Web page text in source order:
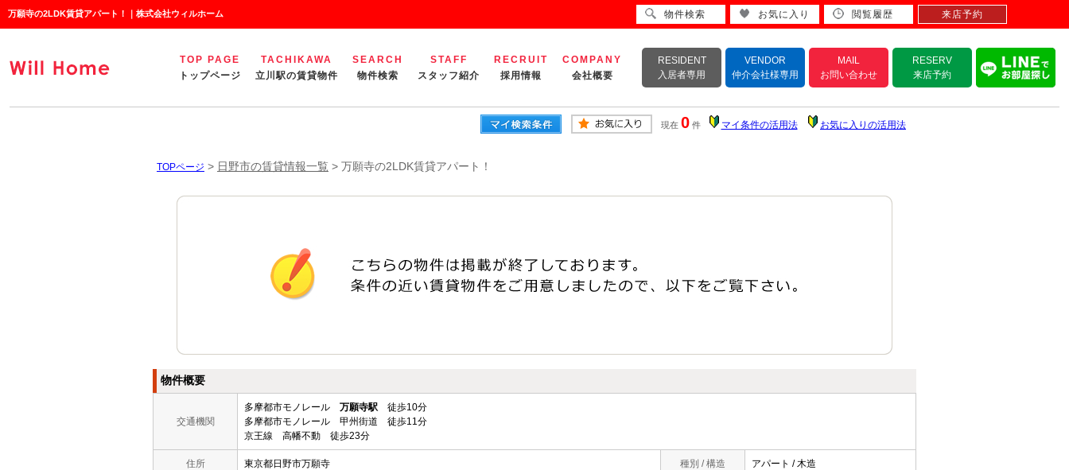
万願寺の2LDK賃貸アパート！｜株式会社ウィルホーム
TOP PAGE
トップページ
TACHIKAWA
立川駅の賃貸物件
SEARCH
物件検索
STAFF
スタッフ紹介
RECRUIT
採用情報
COMPANY
会社概要
RESIDENT
入居者専用
VENDOR
仲介会社様専用
MAIL
お問い合わせ
RESERV
来店予約
現在 0 件 マイ条件の活用法 お気に入りの活用法
TOPページ > 日野市の賃貸情報一覧 > 万願寺の2LDK賃貸アパート！
物件概要
交通機関
多摩都市モノレール 万願寺駅 徒歩10分
多摩都市モノレール 甲州街道 徒歩11分
京王線 高幡不動 徒歩23分
住所 東京都日野市万願寺 種別 / 構造 アパート / 木造
物件検索 お気に入り 閲覧履歴 来店予約